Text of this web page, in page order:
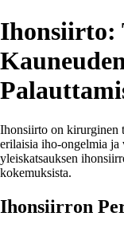
Ihonsiirto:
Ihonsiirto on kirurginen
erilaisia iho-ongelmia ja
yleiskatsauksen
kokemuksista.
Ihonsiirron